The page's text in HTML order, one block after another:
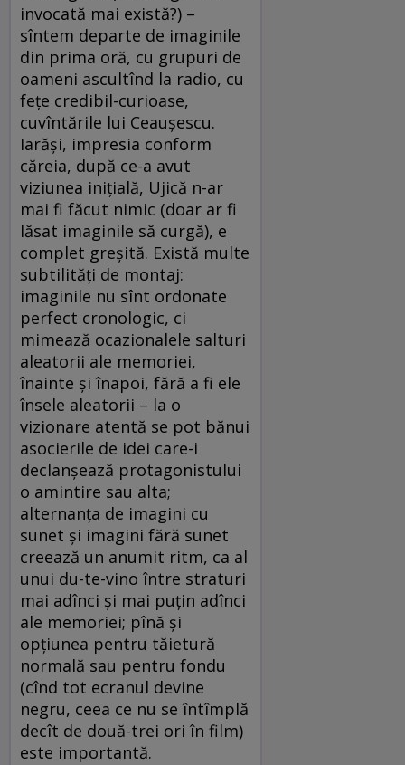
invocată mai există?) –
sîntem departe de imaginile
din prima oră, cu grupuri de
oameni ascultînd la radio, cu
feţe credibil-curioase,
cuvîntările lui Ceauşescu.
Iarăşi, impresia conform
căreia, după ce-a avut
viziunea iniţială, Ujică n-ar
mai fi făcut nimic (doar ar fi
lăsat imaginile să curgă), e
complet greşită. Există multe
subtilităţi de montaj:
imaginile nu sînt ordonate
perfect cronologic, ci
mimează ocazionalele salturi
aleatorii ale memoriei,
înainte şi înapoi, fără a fi ele
însele aleatorii – la o
vizionare atentă se pot bănui
asocierile de idei care-i
declanşează protagonistului
o amintire sau alta;
alternanţa de imagini cu
sunet şi imagini fără sunet
creează un anumit ritm, ca al
unui du-te-vino între straturi
mai adînci şi mai puţin adînci
ale memoriei; pînă şi
opţiunea pentru tăietură
normală sau pentru fondu
(cînd tot ecranul devine
negru, ceea ce nu se întîmplă
decît de două-trei ori în film)
este importantă.